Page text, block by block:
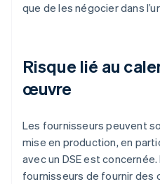
que de les négocier dans
Risque lié au
œuvre
Les fournisseurs peuvent
mise en production, en
avec un DSE est
fournisseurs de fournir des